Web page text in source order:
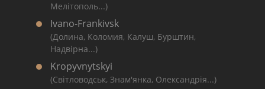
Мелітополь...)
Ivano-Frankivsk
(Долина, Коломия, Калуш, Бурштин,
Надвірна...)
Kropyvnytskyi
(Світловодськ, Знам'янка, Олександрія...)